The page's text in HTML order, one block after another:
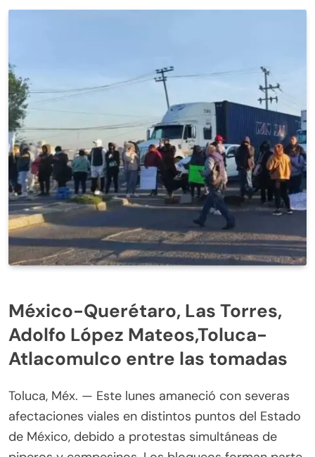
México-Querétaro, Las Torres,
Adolfo López Mateos,Toluca-
Atlacomulco entre las tomadas
Toluca, Méx. — Este lunes amaneció con severas
afectaciones viales en distintos puntos del Estado
de México, debido a protestas simultáneas de